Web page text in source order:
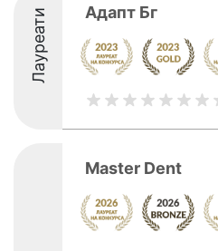
Лауреати Адапт Бг
Master Dent